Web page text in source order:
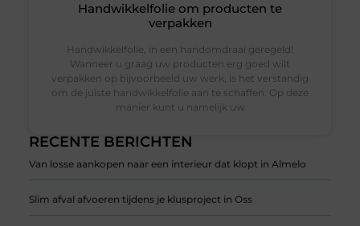
RECENTE BERICHTEN
Van losse aankopen naar een interieur dat klopt in Almelo
Slim afval afvoeren tijdens je klusproject in Oss
Handwikkelfolie om producten te
verpakken
Handwikkelfolie, in een handomdraai geregeld!
Wanneer u graag uw producten erg goed wilt
verpakken op bijvoorbeeld uw werk, is het verstandig
om de juiste handwikkelfolie aan te schaffen. Op deze
manier kunt u namelijk uw